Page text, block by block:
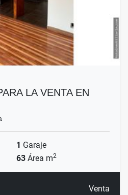
LA VENTA EN
1 Garaje
63 Área m2
Venta